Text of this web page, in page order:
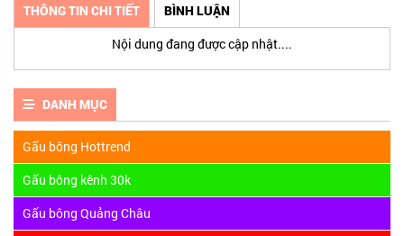
THÔNG TIN CHI TIẾT
BÌNH LUẬN
Nội dung đang được cập nhật....
DANH MỤC
Gấu bông Hottrend
Gấu bông kênh 30k
Gấu bông Quảng Châu